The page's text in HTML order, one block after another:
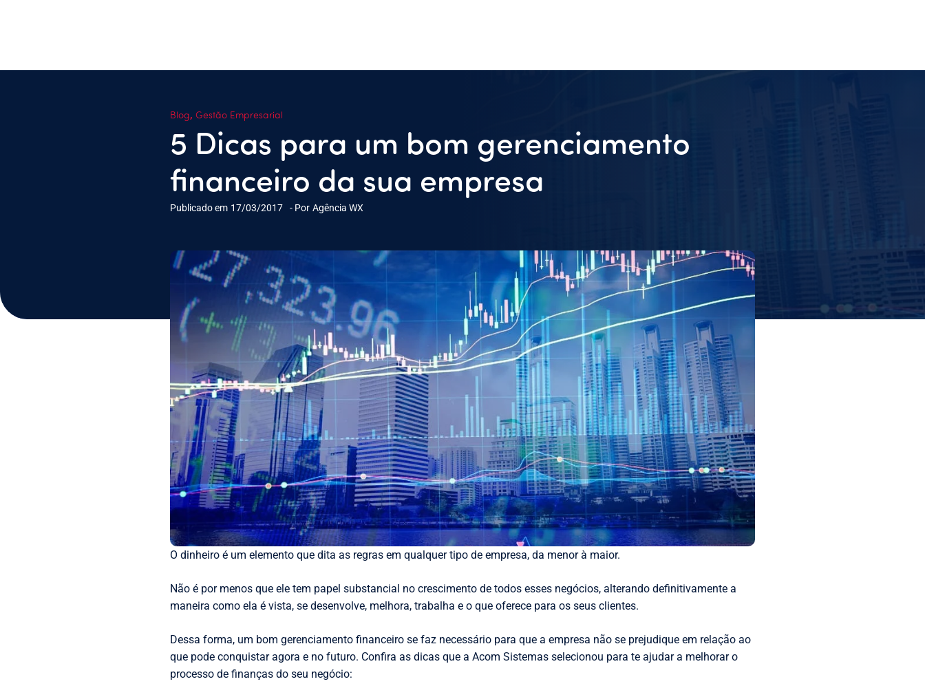
Blog, Gestão Empresarial
5 Dicas para um bom gerenciamento
financeiro da sua empresa
Publicado em 17/03/2017 - Por Agência WX
O dinheiro é um elemento que dita as regras em qualquer tipo de empresa, da menor à maior.
Não é por menos que ele tem papel substancial no crescimento de todos esses negócios, alterando definitivamente a
maneira como ela é vista, se desenvolve, melhora, trabalha e o que oferece para os seus clientes.
Dessa forma, um bom gerenciamento financeiro se faz necessário para que a empresa não se prejudique em relação ao
que pode conquistar agora e no futuro. Confira as dicas que a Acom Sistemas selecionou para te ajudar a melhorar o
processo de finanças do seu negócio: